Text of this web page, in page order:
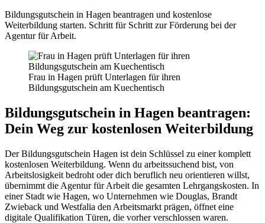
Bildungsgutschein in Hagen beantragen und kostenlose
Weiterbildung starten. Schritt für Schritt zur Förderung bei der
Agentur für Arbeit.
Frau in Hagen prüft Unterlagen für ihren
Bildungsgutschein am Kuechentisch
Bildungsgutschein in Hagen beantragen:
Dein Weg zur kostenlosen Weiterbildung
Der Bildungsgutschein Hagen ist dein Schlüssel zu einer komplett
kostenlosen Weiterbildung. Wenn du arbeitssuchend bist, von
Arbeitslosigkeit bedroht oder dich beruflich neu orientieren willst,
übernimmt die Agentur für Arbeit die gesamten Lehrgangskosten. In
einer Stadt wie Hagen, wo Unternehmen wie Douglas, Brandt
Zwieback und Westfalia den Arbeitsmarkt prägen, öffnet eine
digitale Qualifikation Türen, die vorher verschlossen waren.